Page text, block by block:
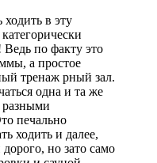
в эту
по факту это
а простое
тренаж рный зал.
одна и та же
разными
печально
ходить и далее,
но зато само